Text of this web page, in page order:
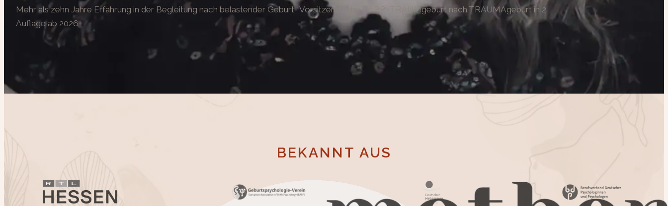
Mehr als zehn Jahre Erfahrung in der Begleitung nach belastender Geburt · Vorsitzende der EABP · TRAUMgeburt nach TRAUMAgeburt in 2.
Auflage ab 2026
BEKANNT AUS